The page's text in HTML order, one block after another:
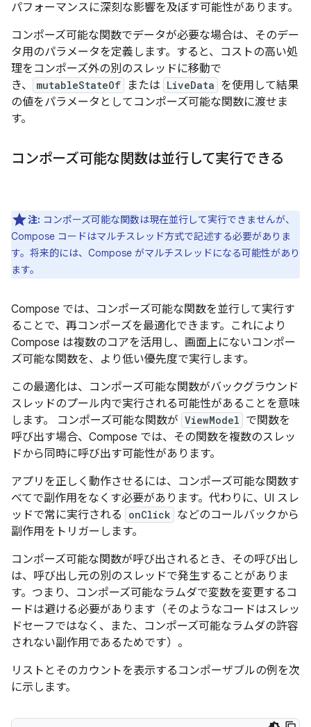
パフォーマンスに深刻な影響を及ぼす可能性があります。
コンポーズ可能な関数でデータが必要な場合は、そのデー
タ用のパラメータを定義します。すると、コストの高い処
理をコンポーズ外の別のスレッドに移動で
き、
mutableStateOf または LiveData を使用して結果
の値をパラメータとしてコンポーズ可能な関数に渡せま
す。
コンポーズ可能な関数は並行して実行できる
注: コンポーズ可能な関数は現在並行して実行できませんが、
Compose コードはマルチスレッド方式で記述する必要がありま
す。将来的には、Compose がマルチスレッドになる可能性があり
ます。
Compose では、コンポーズ可能な関数を並行して実行す
ることで、再コンポーズを最適化できます。これにより
Compose は複数のコアを活用し、画面上にないコンポー
ズ可能な関数を、より低い優先度で実行します。
この最適化は、コンポーズ可能な関数がバックグラウンド
スレッドのプール内で実行される可能性があることを意味
します。 コンポーズ可能な関数が ViewModel で関数を
呼び出す場合、Compose では、その関数を複数のスレッ
ドから同時に呼び出す可能性があります。
アプリを正しく動作させるには、コンポーズ可能な関数す
べてで副作用をなくす必要があります。代わりに、UI スレ
ッドで常に実行される
onClick などのコールバックから
副作用をトリガーします。
コンポーズ可能な関数が呼び出されるとき、その呼び出し
は、呼び出し元の別のスレッドで発生することがありま
す。つまり、コンポーズ可能なラムダで変数を変更するコ
ードは避ける必要があります（そのようなコードはスレッ
ドセーフではなく、また、コンポーズ可能なラムダの許容
されない副作用であるためです）。
リストとそのカウントを表示するコンポーザブルの例を次
に示します。